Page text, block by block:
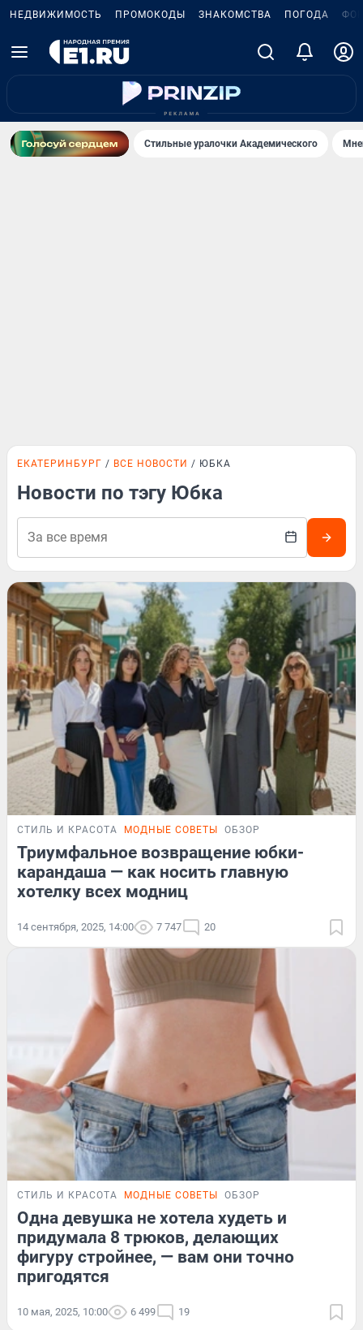
НЕДВИЖИМОСТЬ ПРОМОКОДЫ ЗНАКОМСТВА ПОГОДА
Стильные уралочки Академического
ЕКАТЕРИНБУРГ ВСЕ НОВОСТИ ЮБКА
Новости по тэгу Юбка
СТИЛЬ И КРАСОТА МОДНЫЕ СОВЕТЫ ОБЗОР
Триумфальное возвращение юбки-
карандаша — как носить главную
хотелку всех модниц
14 сентября, 2025, 14:00 7 747 20
СТИЛЬ И КРАСОТА МОДНЫЕ СОВЕТЫ ОБЗОР
Одна девушка не хотела худеть и
придумала 8 трюков, делающих
фигуру стройнее, — вам они точно
пригодятся
10 мая, 2025, 10:00 6 499 19